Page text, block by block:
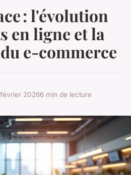
: l'évolution
en ligne et la
e-commerce
20266 min de lecture